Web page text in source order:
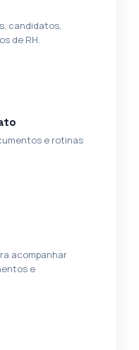
candidatos,
de RH.
e rotinas
acompanhar
e